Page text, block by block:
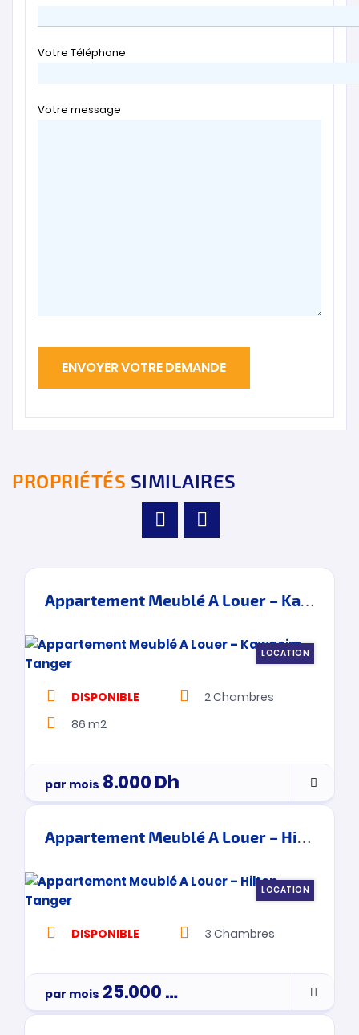
Votre Téléphone
Votre message
PROPRIÉTÉS SIMILAIRES
Appartement Meublé A Louer – Kawacim – Tanger
LOCATION
DISPONIBLE 2Chambres
86 m2
par mois 8.000Dh
Appartement Meublé A Louer – Hilton – Tanger
LOCATION
DISPONIBLE 3 Chambres
par mois 25.000Dh